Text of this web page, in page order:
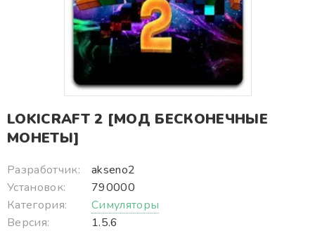
LOKICRAFT 2 [МОД БЕСКОНЕЧНЫЕ
МОНЕТЫ]
Разработчик:
akseno2
Установок:
790000
Категория:
Симуляторы
Версия:
1.5.6